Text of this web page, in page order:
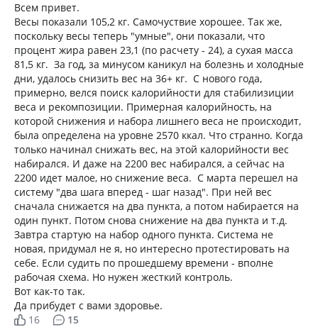
Всем привет.
Весы показали 105,2 кг. Самочуствие хорошее. Так же,
поскольку весы теперь "умные", они показали, что
процент жира равен 23,1 (по расчету - 24), а сухая масса
81,5 кг. За год, за минусом каникул на болезнь и холодные
дни, удалось снизить вес на 36+ кг. С нового года,
примерно, велся поиск калорийности для стабилизиции
веса и рекомпозиции. Примерная калорийность, на
которой снижения и набора лишнего веса не происходит,
была определена на уровне 2570 ккал. Что странно. Когда
только начинал снижать вес, на этой калорийности вес
набирался. И даже на 2200 вес набирался, а сейчас на
2200 идет малое, но снижение веса. С марта перешел на
систему "два шага вперед - шаг назад". При ней вес
сначала снижается на два пункта, а потом набирается на
один пункт. Потом снова снижение на два пункта и т.д.
Завтра стартую на набор одного пункта. Система не
новая, придумал не я, но интересно протестировать на
себе. Если судить по прошедшему времени - вполне
рабочая схема. Но нужен жесткий контроль.
Вот как-то так.
Да прибудет с вами здоровье.
16
15